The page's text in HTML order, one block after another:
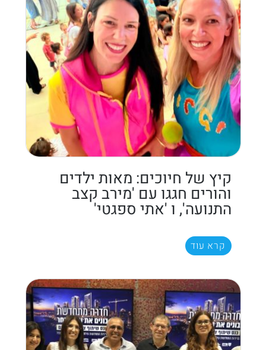
קיץ של חיוכים: מאות ילדים
והורים חגגו עם 'מירב קצב
התנועה', ו 'אתי ספגטי'
קרא עוד